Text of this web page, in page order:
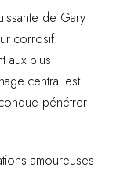
de Gary
corrosif.
aux plus
central est
pénétrer
amoureuses